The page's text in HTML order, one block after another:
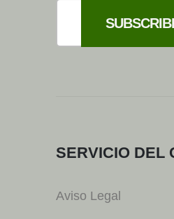
SERVICIO DEL
Aviso Legal